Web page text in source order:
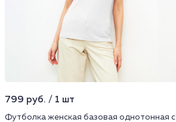
799 руб. / 1 шт
Футболка женская базовая однотонная с